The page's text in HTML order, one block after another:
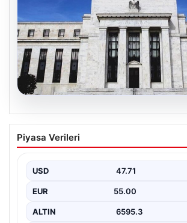
06.08.2026
Fed faizi sabit tuttu
Piyasa Verileri
USD 47.71
EUR 55.00
ALTIN 6595.3